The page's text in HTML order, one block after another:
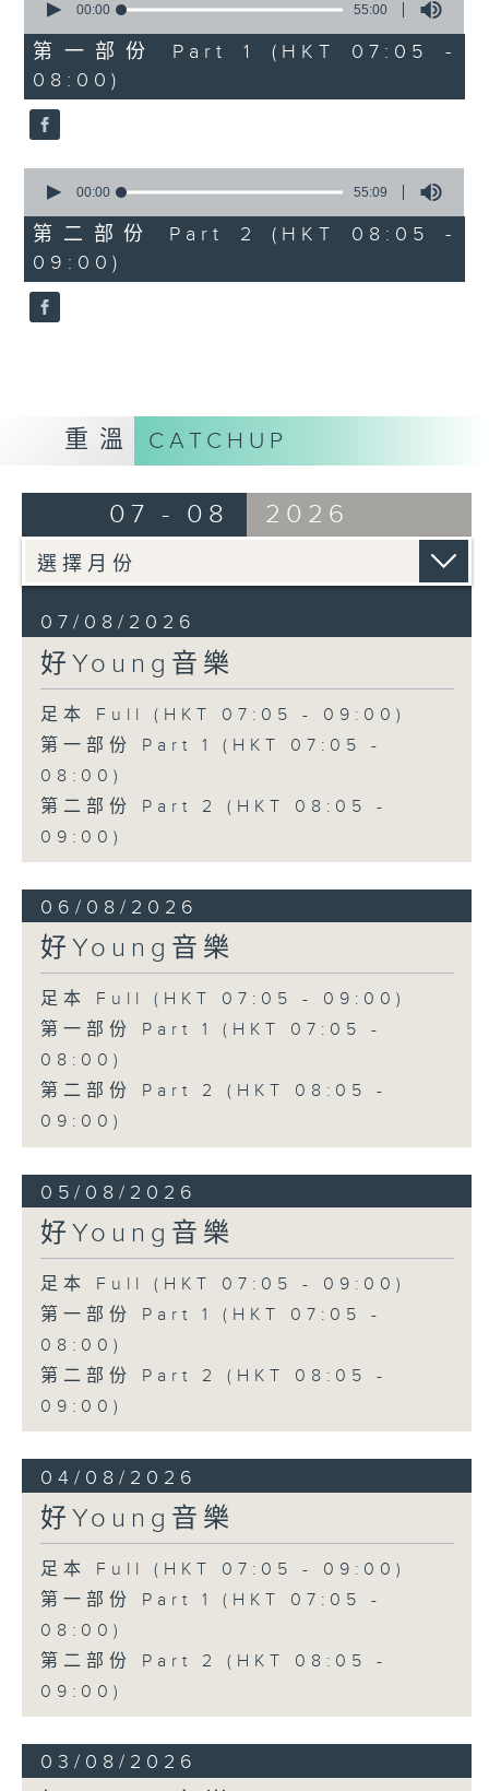
seconds
55
minutes,
0
seconds
00:00 55:00
第一部份 Part 1 (HKT 07:05 -
08:00)
seconds
55
minutes,
9
seconds
00:00 55:09
第二部份 Part 2 (HKT 08:05 -
09:00)
重溫 CATCHUP
07 - 08 2026
07/08/2026
好Young音樂
足本 Full (HKT 07:05 - 09:00)
第一部份 Part 1 (HKT 07:05 -
08:00)
第二部份 Part 2 (HKT 08:05 -
09:00)
06/08/2026
好Young音樂
足本 Full (HKT 07:05 - 09:00)
第一部份 Part 1 (HKT 07:05 -
08:00)
第二部份 Part 2 (HKT 08:05 -
09:00)
05/08/2026
好Young音樂
足本 Full (HKT 07:05 - 09:00)
第一部份 Part 1 (HKT 07:05 -
08:00)
第二部份 Part 2 (HKT 08:05 -
09:00)
04/08/2026
好Young音樂
足本 Full (HKT 07:05 - 09:00)
第一部份 Part 1 (HKT 07:05 -
08:00)
第二部份 Part 2 (HKT 08:05 -
09:00)
03/08/2026